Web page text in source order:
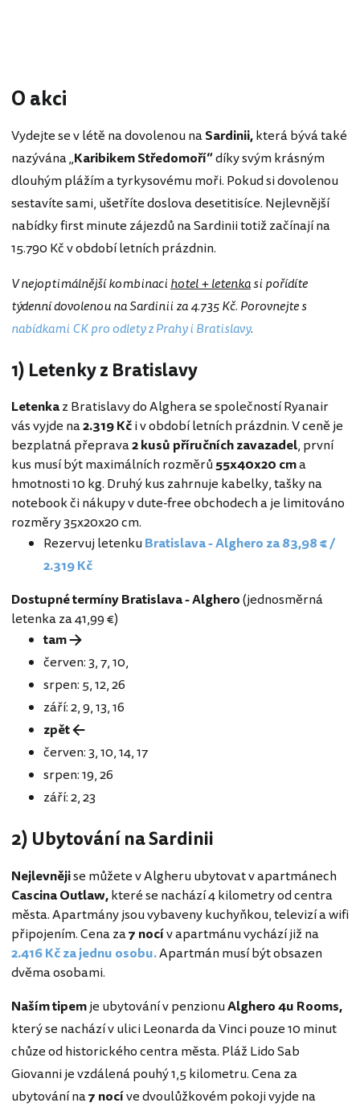
O akci
Vydejte se v létě na dovolenou naSardinii,která bývá také
nazývána „Karibikem Středomoří“díky svým krásným
dlouhým plážím a tyrkysovému moři. Pokud si dovolenou
sestavíte sami, ušetříte doslova desetitisíce. Nejlevnější
nabídky first minute zájezdů na Sardinii totiž začínají na
15.790 Kč v období letních prázdnin.
V nejoptimálnější kombinacihotel + letenkasi pořídíte
týdenní dovolenou na Sardinii za 4.735 Kč. Porovnejte s
nabídkami CK pro odlety z Prahy i Bratislavy.
1) Letenky z Bratislavy
Letenkaz Bratislavy do Alghera se společností Ryanair
vás vyjde na2.319 Kči v období letních prázdnin. V ceně je
bezplatná přeprava2 kusů příručních zavazadel, první
kus musí být maximálních rozměrů55x40x20 cma
hmotnosti 10 kg. Druhý kus zahrnuje kabelky, tašky na
notebook či nákupy v dute-free obchodech a je limitováno
rozměry 35x20x20 cm.
Rezervuj letenkuBratislava - Alghero za 83,98 € /
2.319 Kč
Dostupné termíny Bratislava - Alghero(jednosměrná
letenka za 41,99 €)
tam →
červen: 3, 7, 10,
srpen: 5, 12, 26
září: 2, 9, 13, 16
zpět ←
červen: 3, 10, 14, 17
srpen: 19, 26
září: 2, 23
2) Ubytování na Sardinii
Nejlevnějise můžete v Algheru ubytovat v apartmánech
Cascina Outlaw,které se nachází 4 kilometry od centra
města. Apartmány jsou vybaveny kuchyňkou, televizí a wifi
připojením. Cena za7 nocív apartmánu vychází již na
2.416 Kč za jednu osobu.Apartmán musí být obsazen
dvěma osobami.
Naším tipemje ubytování v penzionuAlghero 4u Rooms,
který se nachází v ulici Leonarda da Vinci pouze 10 minut
chůze od historického centra města. Pláž Lido Sab
Giovanni je vzdálená pouhý 1,5 kilometru. Cena za
ubytování na7 nocíve dvoulůžkovém pokoji vyjde na